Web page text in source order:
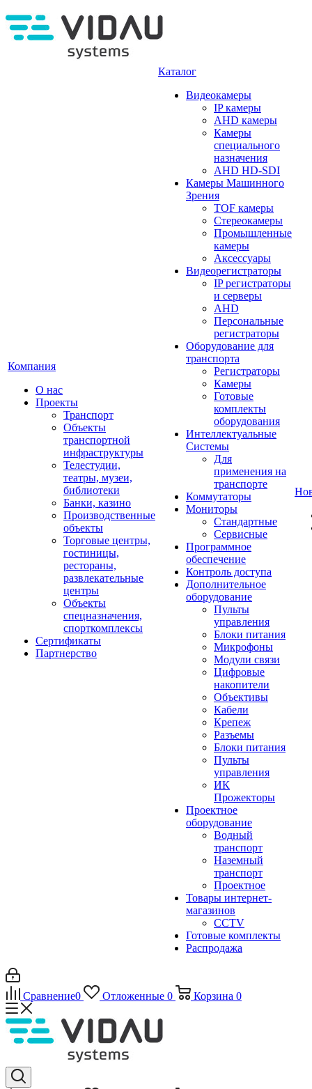
Компания
О нас
Проекты
Транспорт
Объекты
транспортной
инфраструктуры
Телестудии,
театры, музеи,
библиотеки
Банки, казино
Производственные
объекты
Торговые центры,
гостиницы,
рестораны,
развлекательные
центры
Объекты
спецназначения,
спорткомплексы
Сертификаты
Партнерство
Каталог
Видеокамеры
IP камеры
AHD камеры
Камеры
специального
назначения
AHD HD-SDI
Камеры Машинного
Зрения
TOF камеры
Стереокамеры
Промышленные
камеры
Аксессуары
Видеорегистраторы
IP регистраторы
и серверы
AHD
Персональные
регистраторы
Оборудование для
транспорта
Регистраторы
Камеры
Готовые
комплекты
оборудования
Интеллектуальные
Системы
Для
применения на
транспорте
Коммутаторы
Мониторы
Стандартные
Сервисные
Программное
обеспечение
Контроль доступа
Дополнительное
оборудование
Пульты
управления
Блоки питания
Микрофоны
Модули связи
Цифровые
накопители
Объективы
Кабели
Крепеж
Разъемы
Блоки питания
Пульты
управления
ИК
Прожекторы
Проектное
оборудование
Водный
транспорт
Наземный
транспорт
Проектное
Товары интернет-
магазинов
CCTV
Готовые комплекты
Распродажа
Сравнение0 Отложенные 0 Корзина 0